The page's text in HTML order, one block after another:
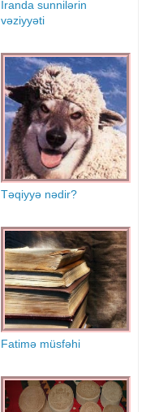
Iranda sunnilərin
vəziyyəti
Təqiyyə nədir?
Fatimə müsfəhi